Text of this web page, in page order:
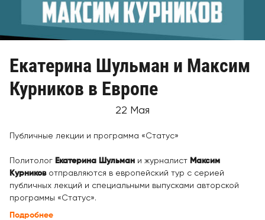
Екатерина Шульман и Максим
Курников в Европе
22 Мая
Публичные лекции и программа «Статус»
Политолог Екатерина Шульман и журналист Максим
Курниковотправляются в европейский тур с серией
публичных лекций и специальными выпусками авторской
программы «Статус».
Подробнее